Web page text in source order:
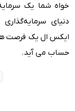
خواه شما یک
دنیای
ایکس ال یک فرصت
حساب می آید.